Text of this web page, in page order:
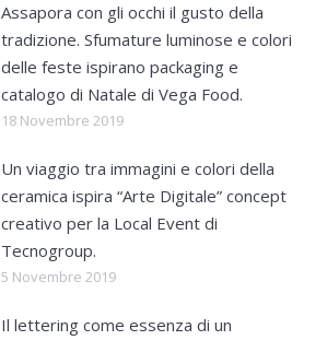
Assapora con gli occhi il gusto della
tradizione. Sfumature luminose e colori
delle feste ispirano packaging e
catalogo di Natale di Vega Food.
18 Novembre 2019
Un viaggio tra immagini e colori della
ceramica ispira “Arte Digitale” concept
creativo per la Local Event di
Tecnogroup.
5 Novembre 2019
Il lettering come essenza di un